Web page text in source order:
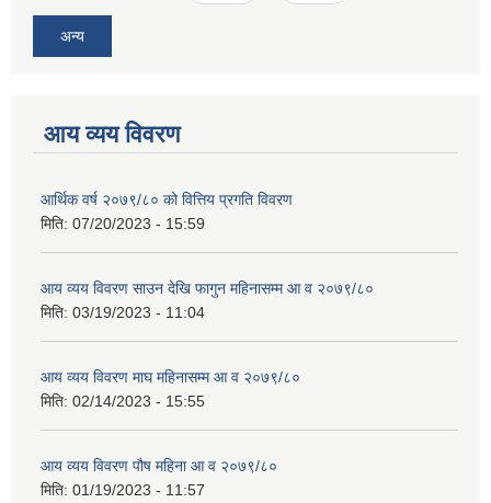
अन्य
आय व्यय विवरण
आर्थिक वर्ष २०७९/८० को वित्तिय प्रगति विवरण
मिति: 07/20/2023 - 15:59
आय व्यय विवरण साउन देखि फागुन महिनासम्म आ व २०७९/८०
मिति: 03/19/2023 - 11:04
आय व्यय विवरण माघ महिनासम्म आ व २०७९/८०
मिति: 02/14/2023 - 15:55
आय व्यय विवरण पौष महिना आ व २०७९/८०
मिति: 01/19/2023 - 11:57